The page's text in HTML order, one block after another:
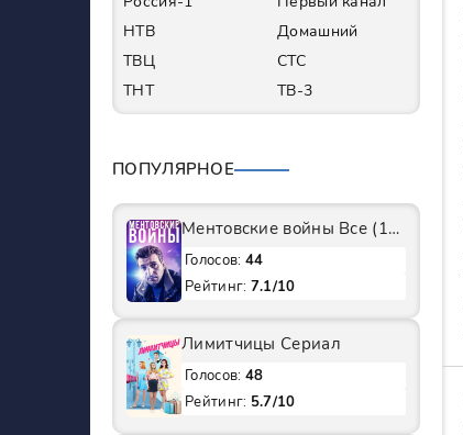
НТВ
Домашний
ТВЦ
СТС
ТНТ
ТВ-3
ПОПУЛЯРНОЕ
Ментовские войны Все (1-11 Сезоны) подряд Сериал
Голосов: 44
Рейтинг: 7.1/10
Лимитчицы Сериал
Голосов: 48
Рейтинг: 5.7/10